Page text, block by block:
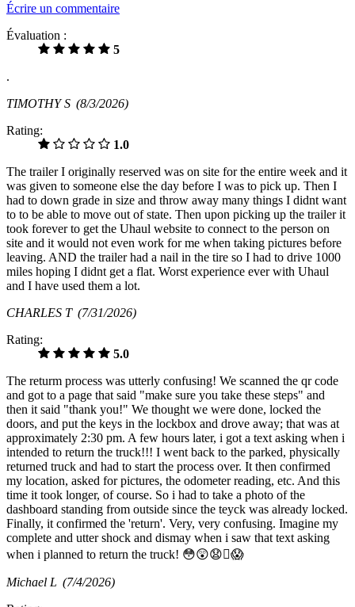
Écrire un commentaire
Évaluation :
5
.
TIMOTHY S (8/3/2026)
Rating:
1.0
The trailer I originally reserved was on site for the entire week and it
was given to someone else the day before I was to pick up. Then I
had to down grade in size and throw away many things I didnt want
to to be able to move out of state. Then upon picking up the trailer it
took forever to get the Uhaul website to connect to the person on
site and it would not even work for me when taking pictures before
leaving. AND the trailer had a nail in the tire so I had to drive 1000
miles hoping I didnt get a flat. Worst experience ever with Uhaul
and I have used them a lot.
CHARLES T (7/31/2026)
Rating:
5.0
The returm process was utterly confusing! We scanned the qr code
and got to a page that said "make sure you take these steps" and
then it said "thank you!" We thought we were done, locked the
doors, and put the keys in the lockbox and drove away; that was at
approximately 2:30 pm. A few hours later, i got a text asking when i
intended to return the truck!!! I went back to the parked, physically
returned truck and had to start the process over. It then confirmed
my location, asked for pictures, the odometer reading, etc. And this
time it took longer, of course. So i had to take a photo of the
dashboard standing from outside since the teyck was already locked.
Finally, it confirmed the 'return'. Very, very confusing. Imagine my
complete and utter shock and dismay when i saw that text asking
when i planned to return the truck! 😳😲😧🫪😱
Michael L (7/4/2026)